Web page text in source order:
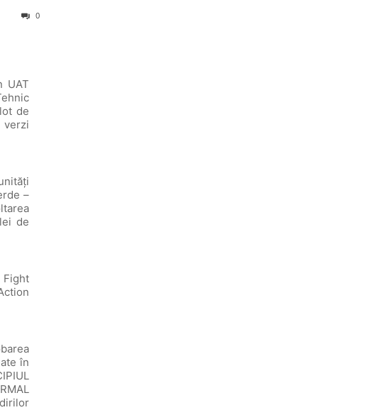
0
UAT
de
verzi
–
de
Fight
în